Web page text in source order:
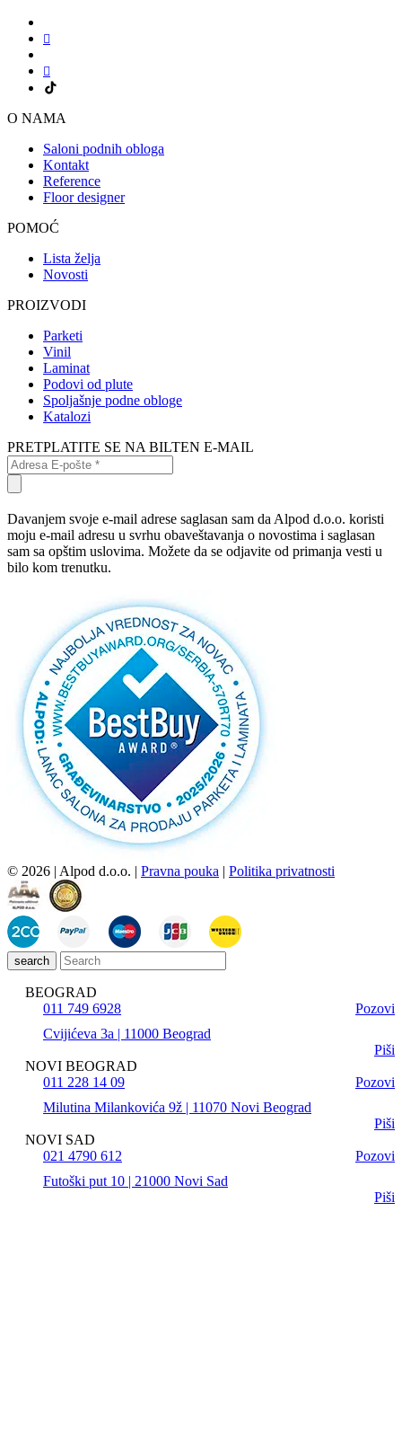
O NAMA
Saloni podnih obloga
Kontakt
Reference
Floor designer
POMOĆ
Lista želja
Novosti
PROIZVODI
Parketi
Vinil
Laminat
Podovi od plute
Spoljašnje podne obloge
Katalozi
PRETPLATITE SE NA BILTEN E-MAIL
Davanjem svoje e-mail adrese saglasan sam da Alpod d.o.o. koristi
moju e-mail adresu u svrhu obaveštavanja o novostima i saglasan
sam sa opštim uslovima. Možete da se odjavite od primanja vesti u
bilo kom trenutku.
© 2026 | Alpod d.o.o. | Pravna pouka | Politika privatnosti
search
BEOGRAD
011 749 6928
Pozovi
Cvijićeva 3a | 11000 Beograd
Piši
NOVI BEOGRAD
011 228 14 09
Pozovi
Milutina Milankovića 9ž | 11070 Novi Beograd
Piši
NOVI SAD
021 4790 612
Pozovi
Futoški put 10 | 21000 Novi Sad
Piši